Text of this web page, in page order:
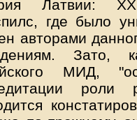
Латвии:
где было
авторами
Зато,
МИД,
роли